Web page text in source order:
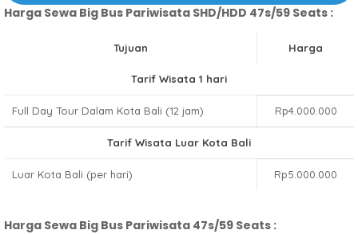
Harga Sewa Big Bus Pariwisata SHD/HDD 47s/59 Seats :
Tujuan Harga
Tarif Wisata 1 hari
Full Day Tour Dalam Kota Bali (12 jam) Rp4.000.000
Tarif Wisata Luar Kota Bali
Luar Kota Bali (per hari) Rp5.000.000
Harga Sewa Big Bus Pariwisata 47s/59 Seats :